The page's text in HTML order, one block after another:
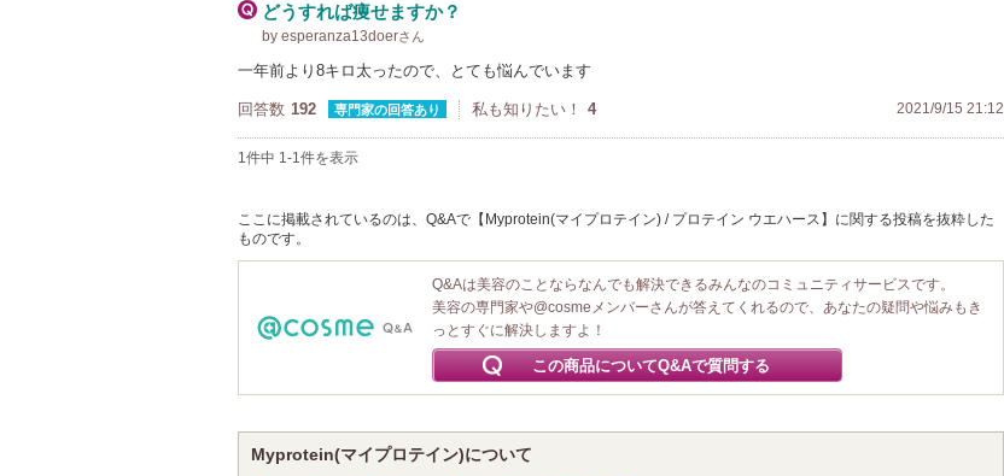
どうすれば痩せますか？
by esperanza13doerさん
一年前より8キロ太ったので、とても悩んでいます
回答数 192 専門家の回答あり 私も知りたい！ 4 2021/9/15 21:12
1件中 1-1件を表示
ここに掲載されているのは、Q&Aで【Myprotein(マイプロテイン) / プロテイン ウエハース】に関する投稿を抜粋した
ものです。
Q&Aは美容のことならなんでも解決できるみんなのコミュニティサービスです。
美容の専門家や@cosmeメンバーさんが答えてくれるので、あなたの疑問や悩みもき
っとすぐに解決しますよ！
この商品についてQ&Aで質問する
Myprotein(マイプロテイン)について